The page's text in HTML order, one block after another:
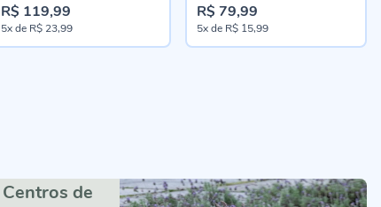
R$ 119,99
5xde R$ 23,99
R$ 79,99
5xde R$ 15,99
Centros de